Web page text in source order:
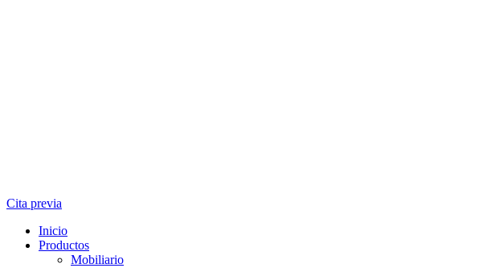
Cita previa
Inicio
Productos
Mobiliario